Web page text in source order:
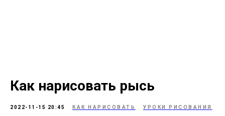
Как нарисовать рысь
2022-11-15 20:45 КАК НАРИСОВАТЬ УРОКИ РИСОВАНИЯ